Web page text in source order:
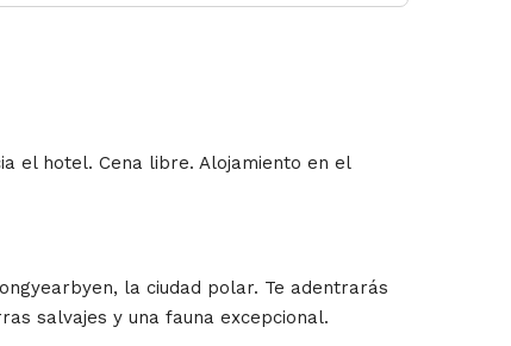
el hotel. Cena libre. Alojamiento en el
la ciudad polar. Te adentrarás
salvajes y una fauna excepcional.